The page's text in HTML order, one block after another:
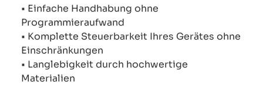
• Einfache Handhabung ohne
Programmieraufwand
• Komplette Steuerbarkeit Ihres Gerätes ohne
Einschränkungen
• Langlebigkeit durch hochwertige
Materialien